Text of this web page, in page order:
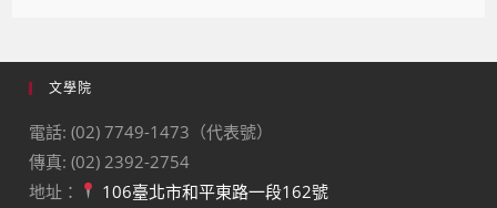
文學院
電話: (02) 7749-1473（代表號）
傳真: (02) 2392-2754
地址：
106臺北市和平東路一段162號